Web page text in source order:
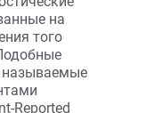
на
того
называемые
Reported